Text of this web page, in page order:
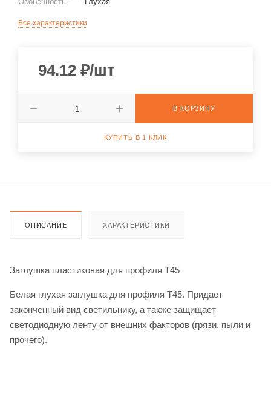
Все характеристики
94.12 ₽/шт
В КОРЗИНУ
КУПИТЬ В 1 КЛИК
ОПИСАНИЕ ХАРАКТЕРИСТИКИ
Заглушка пластиковая для профиля T45
Белая глухая заглушка для профиля Т45. Придает
законченный вид светильнику, а также защищает
светодиодную ленту от внешних факторов (грязи, пыли и
прочего).